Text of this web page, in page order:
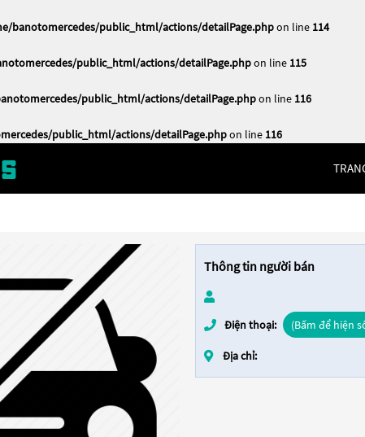
banotomercedes/public_html/actions/detailPage.phpon line 114
public_html/actions/detailPage.phpon line 115
public_html/actions/detailPage.phpon line 116
public_html/actions/detailPage.phpon line 116
Thông tin người bán
Điện thoại: (Bấm để hiện
Địa chỉ: